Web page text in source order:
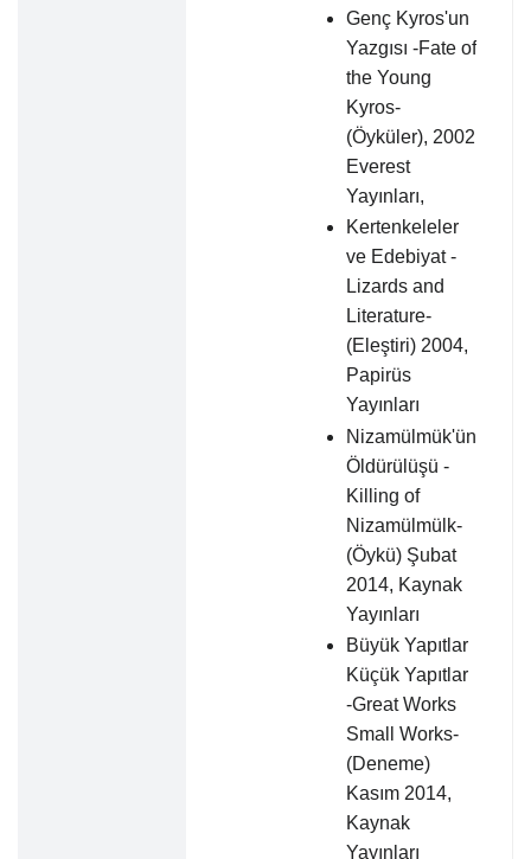
Genç Kyros'un
Yazgısı -Fate of
the Young
Kyros-
(Öyküler), 2002
Everest
Yayınları,
Kertenkeleler
ve Edebiyat -
Lizards and
Literature-
(Eleştiri) 2004,
Papirüs
Yayınları
Nizamülmük'ün
Öldürülüşü -
Killing of
Nizamülmülk-
(Öykü) Şubat
2014, Kaynak
Yayınları
Büyük Yapıtlar
Küçük Yapıtlar
-Great Works
Small Works-
(Deneme)
Kasım 2014,
Kaynak
Yayınları